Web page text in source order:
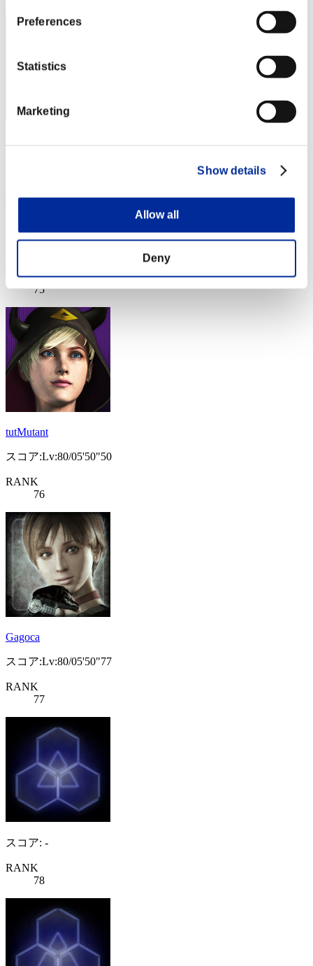
Preferences
Statistics
Marketing
Show details
Allow all
Deny
RANK
75
tutMutant
スコア:Lv:80/05'50"50
RANK
76
Gagoca
スコア:Lv:80/05'50"77
RANK
77
スコア: -
RANK
78